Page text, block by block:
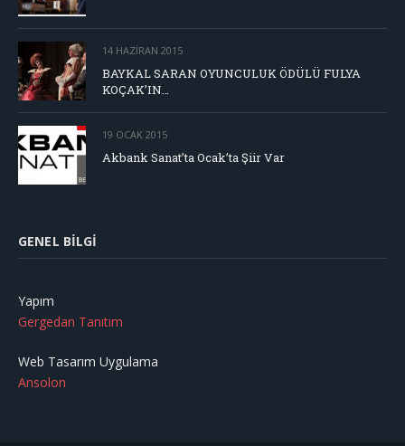
14 HAZIRAN 2015
BAYKAL SARAN OYUNCULUK ÖDÜLÜ FULYA
KOÇAK’IN…
19 OCAK 2015
Akbank Sanat’ta Ocak’ta Şiir Var
GENEL BILGI
Yapım
Gergedan Tanıtım
Web Tasarım Uygulama
Ansolon